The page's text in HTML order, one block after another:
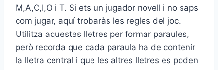
M,A,C,I,O i T. Si ets un jugador novell i no saps
com jugar, aquí trobaràs les regles del joc.
Utilitza aquestes lletres per formar paraules,
però recorda que cada paraula ha de contenir
la lletra central i que les altres lletres es poden